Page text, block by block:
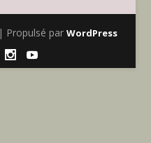
| Propulsé parWordPress